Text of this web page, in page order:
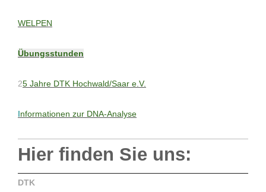
WELPEN
Übungsstunden
25 Jahre DTK Hochwald/Saar e.V.
Informationen zur DNA-Analyse
Hier finden Sie uns:
DTK